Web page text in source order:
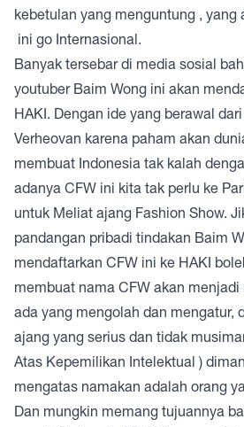
kebetulan yang menguntung , yang
ini go Internasional.
Banyak tersebar di media sosial
youtuber Baim Wong ini akan
HAKI. Dengan ide yang berawal
Verheovan karena paham akan
membuat Indonesia tak kalah
adanya CFW ini kita tak perlu ke
untuk Meliat ajang Fashion Show.
pandangan pribadi tindakan Baim
mendaftarkan CFW ini ke HAKI
membuat nama CFW akan menjadi
ada yang mengolah dan mengatur,
ajang yang serius dan tidak
Atas Kepemilikan Intelektual )
mengatas namakan adalah orang
Dan mungkin memang tujuannya